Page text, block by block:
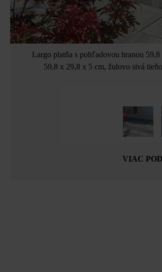
Largo platňa s pohľadovou hranou
59,8 x 29,8 x 5 cm, žulovo sivá
VIAC